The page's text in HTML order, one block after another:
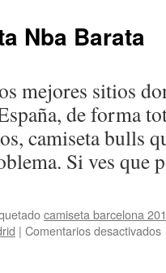
Nba Barata
mejores sitios
de forma
camiseta bulls
Si ves
camiseta barcelona
| Comentarios desactivados